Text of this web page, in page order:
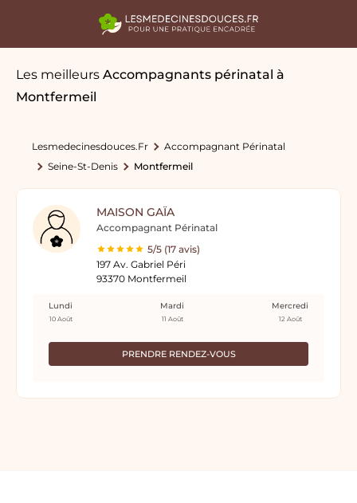
Les meilleurs Accompagnants périnatal à
Montfermeil
Lesmedecinesdouces.fr
Accompagnant Périnatal
Seine-St-Denis
Montfermeil
MAISON GAÏA
Accompagnant Périnatal
5/5 (17 avis)
197 Av. Gabriel Péri
93370 Montfermeil
PRENDRE RENDEZ-VOUS
Lundi
10 Août
Mardi
11 Août
Mercredi
12 Août